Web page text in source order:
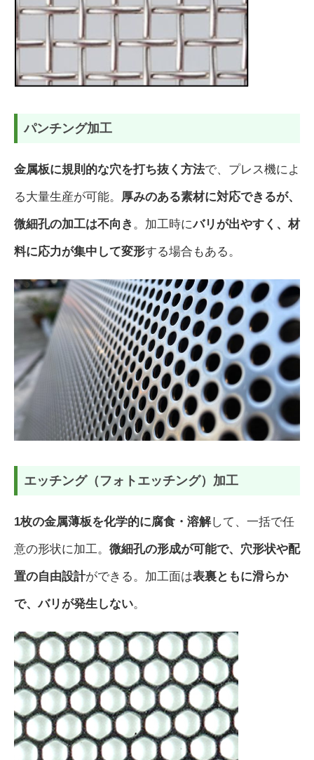
パンチング加工
金属板に規則的な穴を打ち抜く方法で、プレス機によ
る大量生産が可能。 厚みのある素材に対応できるが、
微細孔の加工は不向き 。加工時にバリが出やすく、材
料に応力が集中して変形する場合もある。
エッチング（フォトエッチング）加工
1枚の金属薄板を化学的に腐食・溶解して、一括で任
意の形状に加工。 微細孔の形成が可能で、穴形状や配
置の自由設計ができる。加工面は表裏ともに滑らか
で、バリが発生しない。